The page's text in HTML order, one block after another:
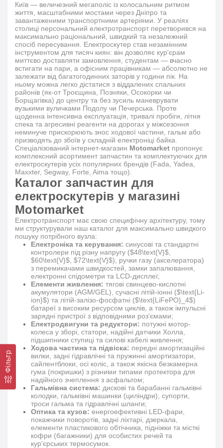
Фільтр
Київ — величезний мегаполіс із колосальним ритмом
життя, масштабними мостами через Дніпро та
завантаженими транспортними артеріями. У реаліях
столиці персональний електротранспорт перетворився на
максимально раціональний, швидкий та незалежний
спосіб пересування. Електроскутер став незамінним
інструментом для тисяч киян: він дозволяє кур'єрам
миттєво доставляти замовлення, студентам — вчасно
встигати на пари, а офісним працівникам — абсолютно не
залежати від багатогодинних заторів у години пік. На
ньому можна легко дістатися з віддалених спальних
районів (як-от Троєщина, Позняки, Осокорки чи
Борщагівка) до центру та без зусиль маневрувати
вузькими вуличками Подолу чи Печерська. Проте
щоденна інтенсивна експлуатація, тривалі пробіги, літня
спека та агресивні реагенти на дорогах у міжсезоння
неминуче прискорюють знос ходової частини, гальм або
призводять до збоїв у складній електроніці байка.
Спеціалізований інтернет-магазин Motomarket пропонує
комплексний асортимент запчастин та комплектуючих для
електроскутерів усіх популярних брендів (Fada, Yadea,
Maxxter, Segway, Forte, Aima тощо).
Каталог запчастин для
електроскутерів у магазині
Motomarket
Електротранспорт має свою специфічну архітектуру, тому
ми структурували наш каталог для максимально швидкого
пошуку потрібного вузла:
Електроніка та керування: синусові та стандартні
контролери під різну напругу ($48\text{V}$
$60\text{V}$ $72\text{V}$), ручки газу (акселератора)
з перемикачами швидкостей, замки запалювання,
електронні спідометри та LCD-дисплеї;
Елементи живлення: тягові свинцево-кислотні
акумулятори (AGM/GEL), сучасні літій-іонні ($\text{Li-
ion}$) та літій-залізо-фосфатні ($\text{LiFePO}_4$)
батареї з високим ресурсом циклів, а також імпульсні
зарядні пристрої з відповідними роз'ємами;
Електродвигуни та редуктори: потужні мотор-
колеса у зборі, статори, надійні датчики Холла,
підшипники ступиці та силові кабелі живлення;
Ходова частина та підвіска: передні амортизаційні
вилки, задні гідравлічні та пружинні амортизатори,
сайлентблоки, осі коліс, а також якісна безкамерна
гума (покришки) з різними типами протектора для
надійного зчеплення з асфальтом;
Гальмівна система: дискові та барабанні гальмівні
колодки, гальмівні машинки (циліндри), супорти,
троси гальма та гідравлічні шланги;
Оптика та кузов: енергоефективні LED-фари,
покажчики поворотів, задні ліхтарі, дзеркала,
елементи пластикового обтічника, підніжки та місткі
кофри (багажники) для особистих речей та
кур'єрських термосумок.